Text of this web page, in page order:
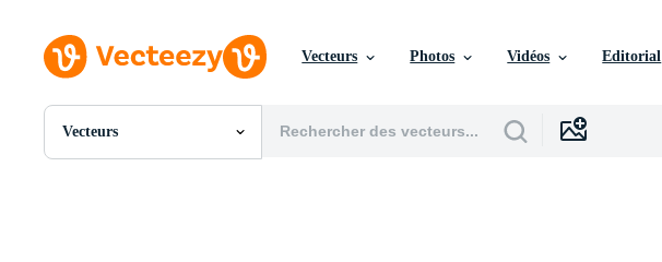
Vecteurs Photos Vidéos Editorial
Vecteurs
Toutes Images